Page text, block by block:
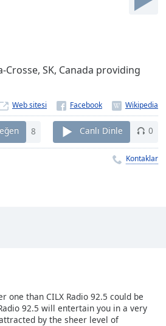
SK, Canada providing
Web sitesi
8 Canlı Dinle 0
Kontaklar
one than CILX Radio 92.5 could be
92.5 will entertain you in a very
by the sheer level of